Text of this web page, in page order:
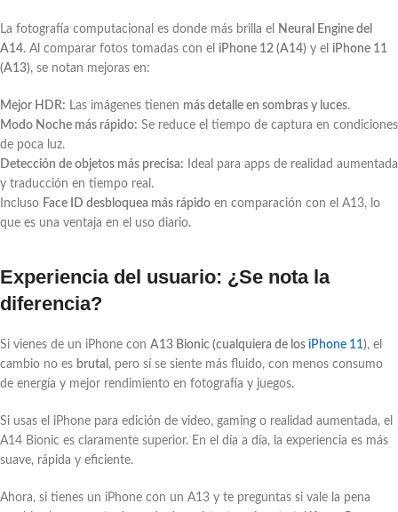
La fotografía computacional es donde más brilla el
Neural Engine del
A14. Al comparar fotos tomadas con el iPhone 12 (A14) y el iPhone 11
(A13), se notan mejoras en:
Mejor HDR: Las imágenes tienen más detalle en sombras y luces.
Modo Noche más rápido: Se reduce el tiempo de captura en condiciones
de poca luz.
Detección de objetos más precisa: Ideal para apps de realidad aumentada
y traducción en tiempo real.
Incluso Face ID desbloquea más rápido en comparación con el A13, lo
que es una ventaja en el uso diario.
Experiencia del usuario: ¿Se nota la
diferencia?
Si vienes de un iPhone con A13 Bionic (cualquiera de los iPhone 11), el
cambio no es brutal , pero sí se siente más fluido, con menos consumo
de energía y mejor rendimiento en fotografía y juegos.
Si usas el iPhone para edición de video, gaming o realidad aumentada, el
A14 Bionic es claramente superior. En el día a día, la experiencia es más
suave, rápida y eficiente.
Ahora, si tienes un iPhone con un A13 y te preguntas si vale la pena